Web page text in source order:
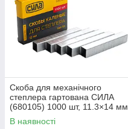
Скоба для механічного
степлера гартована СИЛА
(680105) 1000 шт, 11.3×14 мм
В наявності